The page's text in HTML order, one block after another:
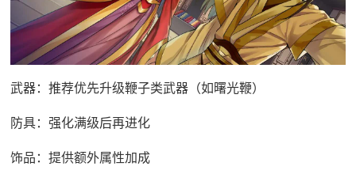
武器：推荐优先升级鞭子类武器（如曙光鞭）
防具：强化满级后再进化
饰品：提供额外属性加成